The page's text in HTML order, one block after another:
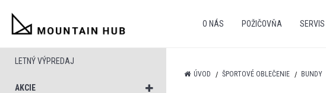
O NÁS POŽIČOVŇA SERVIS
LETNÝ VÝPREDAJ
AKCIE
ÚVOD ŠPORTOVÉ OBLEČENIE BUNDY